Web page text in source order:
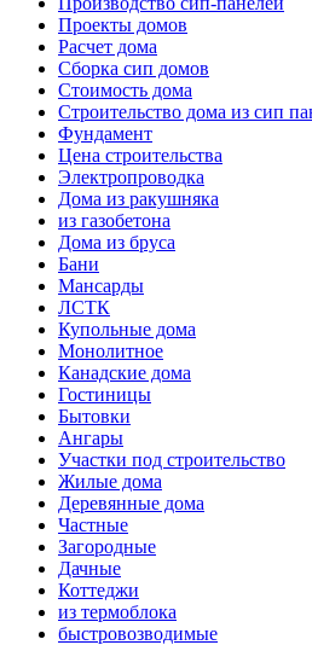
Проекты домов
Расчет дома
Сборка сип домов
Стоимость дома
Строительство дома из сип
Фундамент
Цена строительства
Электропроводка
Дома из ракушняка
из газобетона
Дома из бруса
Бани
Мансарды
ЛСТК
Купольные дома
Монолитное
Канадские дома
Гостиницы
Бытовки
Ангары
Участки под строительство
Жилые дома
Деревянные дома
Частные
Загородные
Дачные
Коттеджи
из термоблока
быстровозводимые